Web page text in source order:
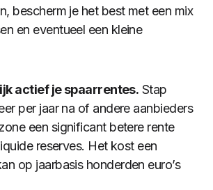
bescherm je het best met een mix
en eventueel een kleine
actief je spaarrentes. Stap
per jaar na of andere aanbieders
een significant betere rente
reserves. Het kost een
op jaarbasis honderden euro’s